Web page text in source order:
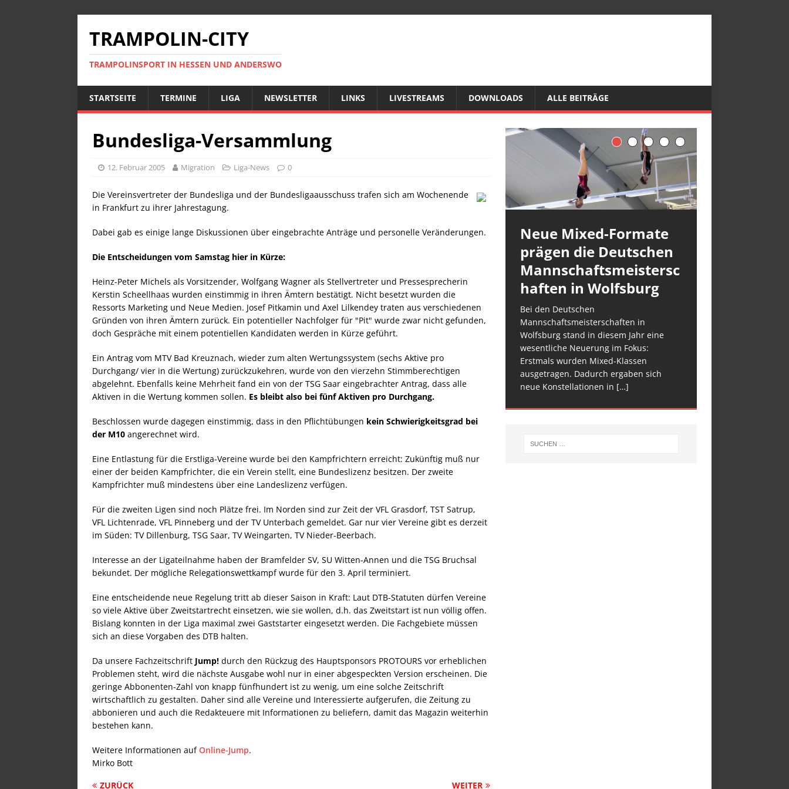
TRAMPOLIN-CITY
TRAMPOLINSPORT IN HESSEN UND ANDERSWO
STARTSEITE TERMINE LIGA NEWSLETTER LINKS LIVESTREAMS DOWNLOADS ALLE BEITRÄGE
Bundesliga-Versammlung
12. Februar 2005 Migration Liga-News 0
Die Vereinsvertreter der Bundesliga und der Bundesligaausschuss trafen sich am Wochenende
in Frankfurt zu ihrer Jahrestagung.
Dabei gab es einige lange Diskussionen über eingebrachte Anträge und personelle Veränderungen.
Die Entscheidungen vom Samstag hier in Kürze:
Heinz-Peter Michels als Vorsitzender, Wolfgang Wagner als Stellvertreter und Pressesprecherin
Kerstin Scheellhaas wurden einstimmig in ihren Ämtern bestätigt. Nicht besetzt wurden die
Ressorts Marketing und Neue Medien. Josef Pitkamin und Axel Lilkendey traten aus verschiedenen
Gründen von ihren Ämtern zurück. Ein potentieller Nachfolger für "Pit" wurde zwar nicht gefunden,
doch Gespräche mit einem potentiellen Kandidaten werden in Kürze geführt.
Ein Antrag vom MTV Bad Kreuznach, wieder zum alten Wertungssystem (sechs Aktive pro
Durchgang/ vier in die Wertung) zurückzukehren, wurde von den vierzehn Stimmberechtigen
abgelehnt. Ebenfalls keine Mehrheit fand ein von der TSG Saar eingebrachter Antrag, dass alle
Aktiven in die Wertung kommen sollen. Es bleibt also bei fünf Aktiven pro Durchgang.
Beschlossen wurde dagegen einstimmig, dass in den Pflichtübungen kein Schwierigkeitsgrad bei
der M10 angerechnet wird.
Eine Entlastung für die Erstliga-Vereine wurde bei den Kampfrichtern erreicht: Zukünftig muß nur
einer der beiden Kampfrichter, die ein Verein stellt, eine Bundeslizenz besitzen. Der zweite
Kampfrichter muß mindestens über eine Landeslizenz verfügen.
Für die zweiten Ligen sind noch Plätze frei. Im Norden sind zur Zeit der VFL Grasdorf, TST Satrup,
VFL Lichtenrade, VFL Pinneberg und der TV Unterbach gemeldet. Gar nur vier Vereine gibt es derzeit
im Süden: TV Dillenburg, TSG Saar, TV Weingarten, TV Nieder-Beerbach.
Interesse an der Ligateilnahme haben der Bramfelder SV, SU Witten-Annen und die TSG Bruchsal
bekundet. Der mögliche Relegationswettkampf wurde für den 3. April terminiert.
Eine entscheidende neue Regelung tritt ab dieser Saison in Kraft: Laut DTB-Statuten dürfen Vereine
so viele Aktive über Zweitstartrecht einsetzen, wie sie wollen, d.h. das Zweitstart ist nun völlig offen.
Bislang konnten in der Liga maximal zwei Gaststarter eingesetzt werden. Die Fachgebiete müssen
sich an diese Vorgaben des DTB halten.
Da unsere Fachzeitschrift Jump! durch den Rückzug des Hauptsponsors PROTOURS vor erheblichen
Problemen steht, wird die nächste Ausgabe wohl nur in einer abgespeckten Version erscheinen. Die
geringe Abbonenten-Zahl von knapp fünfhundert ist zu wenig, um eine solche Zeitschrift
wirtschaftlich zu gestalten. Daher sind alle Vereine und Interessierte aufgerufen, die Zeitung zu
abbonieren und auch die Redakteuere mit Informationen zu beliefern, damit das Magazin weiterhin
bestehen kann.
Weitere Informationen aufOnline-Jump.
Mirko Bott
ZURÜCK
WEITER
Neue Mixed-Formate
prägen die Deutschen
Mannschaftsmeistersc
haften in Wolfsburg
Bei den Deutschen
Mannschaftsmeisterschaften in
Wolfsburg stand in diesem Jahr eine
wesentliche Neuerung im Fokus:
Erstmals wurden Mixed-Klassen
ausgetragen. Dadurch ergaben sich
neue Konstellationen in […]